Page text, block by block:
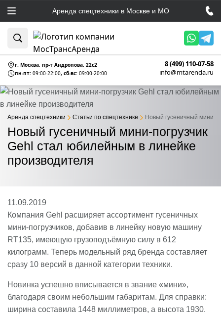
Аренда спецтехники в Москве и МО
г. Москва, пр-т Андропова, 22c2
пн-пт: 09:00-22:00, сб-вс: 09:00-20:00
8 (499) 110-07-58
info@mtarenda.ru
Новый гусеничный мини-погрузчик
Gehl стал юбилейным в линейке
производителя
Аренда спецтехники Статьи по спецтехнике Новый гусеничный мини-
11.09.2019
Компания Gehl расширяет ассортимент гусеничных
мини-погрузчиков, добавив в линейку новую машину
RT135, имеющую грузоподъёмную силу в 612
килограмм. Теперь модельный ряд бренда составляет
сразу 10 версий в данной категории техники.
Новинка успешно вписывается в звание «мини»,
благодаря своим небольшим габаритам. Для справки:
ширина составила 1448 миллиметров, а высота 1930.